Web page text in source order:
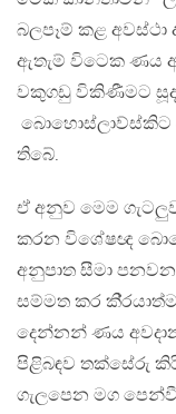
බලපෑම් කළ
ඇතැම් විටෙක ණය
වකුගඩු විකිණීමට
බොහොස්ලාව්ස්කිට
තිබේ.
ඒ අනුව මෙම
කරන විශේෂඥ
අනුපාත සීමා
සම්මත කර
දෙන්නන් ණය
පිළිබඳව තක්සේරු
ගැලපෙන මග